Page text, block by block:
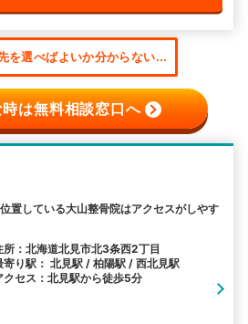
を選べばよいか分からない...
は無料相談窓口へ
置している大山整骨院はアクセスがしやす
所：北海道北見市北3条西2丁目
寄り駅： 北見駅 / 柏陽駅 / 西北見駅
クセス：北見駅から徒歩5分